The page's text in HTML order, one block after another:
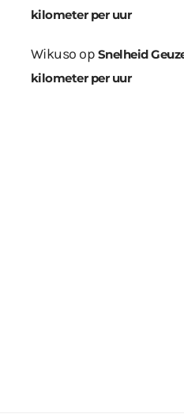
kilometer per uur
Wikuso op Snelheid
kilometer per uur